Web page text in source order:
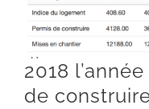
2018
de